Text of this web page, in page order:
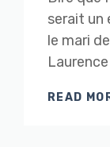
serait un
le mari
READ